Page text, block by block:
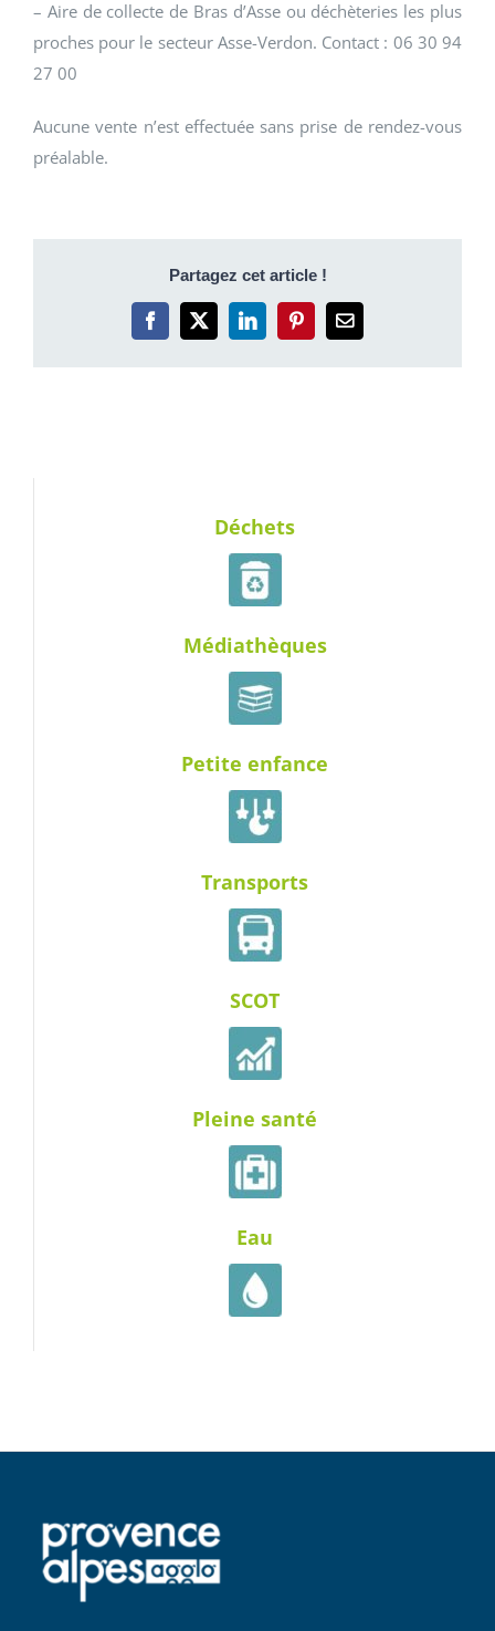
– Aire de collecte de Bras d’Asse ou déchèteries les plus
proches pour le secteur Asse-Verdon. Contact : 06 30 94
27 00
Aucune vente n’est effectuée sans prise de rendez-vous
préalable.
Partagez cet article !
Facebook
X LinkedInPinterestEmail
Déchets
Médiathèques
Petite enfance
Transports
SCOT
Pleine santé
Eau